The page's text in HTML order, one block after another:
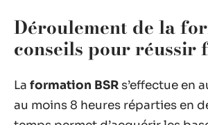
Déroulement de la
conseils pour réussir
La formation BSR s’effectue en
au moins 8 heures réparties en